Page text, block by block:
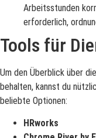
Arbeitsstunden
erforderlich,
Tools für
Um den Überblick über
behalten, kannst du
beliebte Optionen:
HRworks